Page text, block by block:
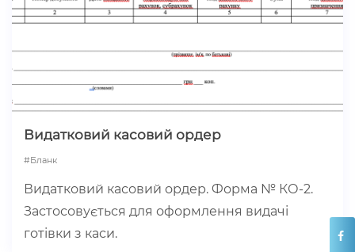
Видатковий касовий ордер
#бланк
Видатковий касовий ордер. Форма № КО-2.
Застосовується для оформлення видачі
готівки з каси.